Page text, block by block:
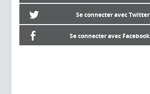
Se connecter avec Twitter
Se connecter avec Facebook